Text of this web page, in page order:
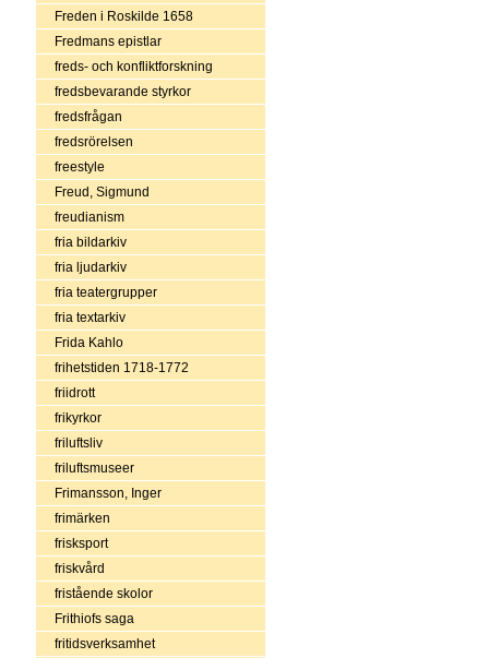
Freden i Roskilde 1658
Fredmans epistlar
freds- och konfliktforskning
fredsbevarande styrkor
fredsfrågan
fredsrörelsen
freestyle
Freud, Sigmund
freudianism
fria bildarkiv
fria ljudarkiv
fria teatergrupper
fria textarkiv
Frida Kahlo
frihetstiden 1718-1772
friidrott
frikyrkor
friluftsliv
friluftsmuseer
Frimansson, Inger
frimärken
frisksport
friskvård
fristående skolor
Frithiofs saga
fritidsverksamhet